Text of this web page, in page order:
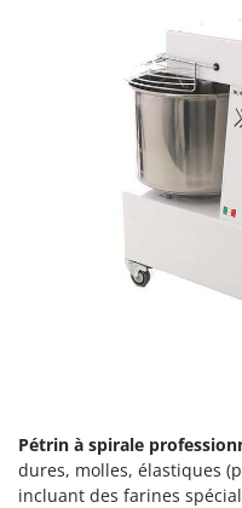
Rouleaux pour
Scies à os
Scies à Ruban
Scies alternatives à
Scies de jardin
Sécateurs
Sécateurs et
Sécateurs
Semoirs et
Soufreuses -
Soufreuses -
Kasco
Kemper
Pétrin à spirale
dures, molles, élastiques
incluant des farines